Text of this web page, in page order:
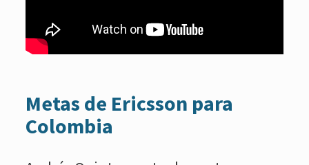
Metas de Ericsson para
Colombia